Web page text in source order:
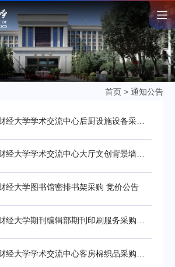
首页 > 通知公告
新疆财经大学学术交流中心大厅文创背景墙设计及安装服务项目竞争性磋商公告
经大学图书馆密排书架采购 竞价公告